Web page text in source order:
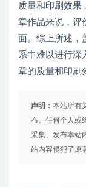
质量和印刷效果
章作品来说，评
面。综上所述，
系中难以进行深
章的质量和印刷
声明： 本站所有
布。任何个人或
采集、发布本站
站内容侵犯了原